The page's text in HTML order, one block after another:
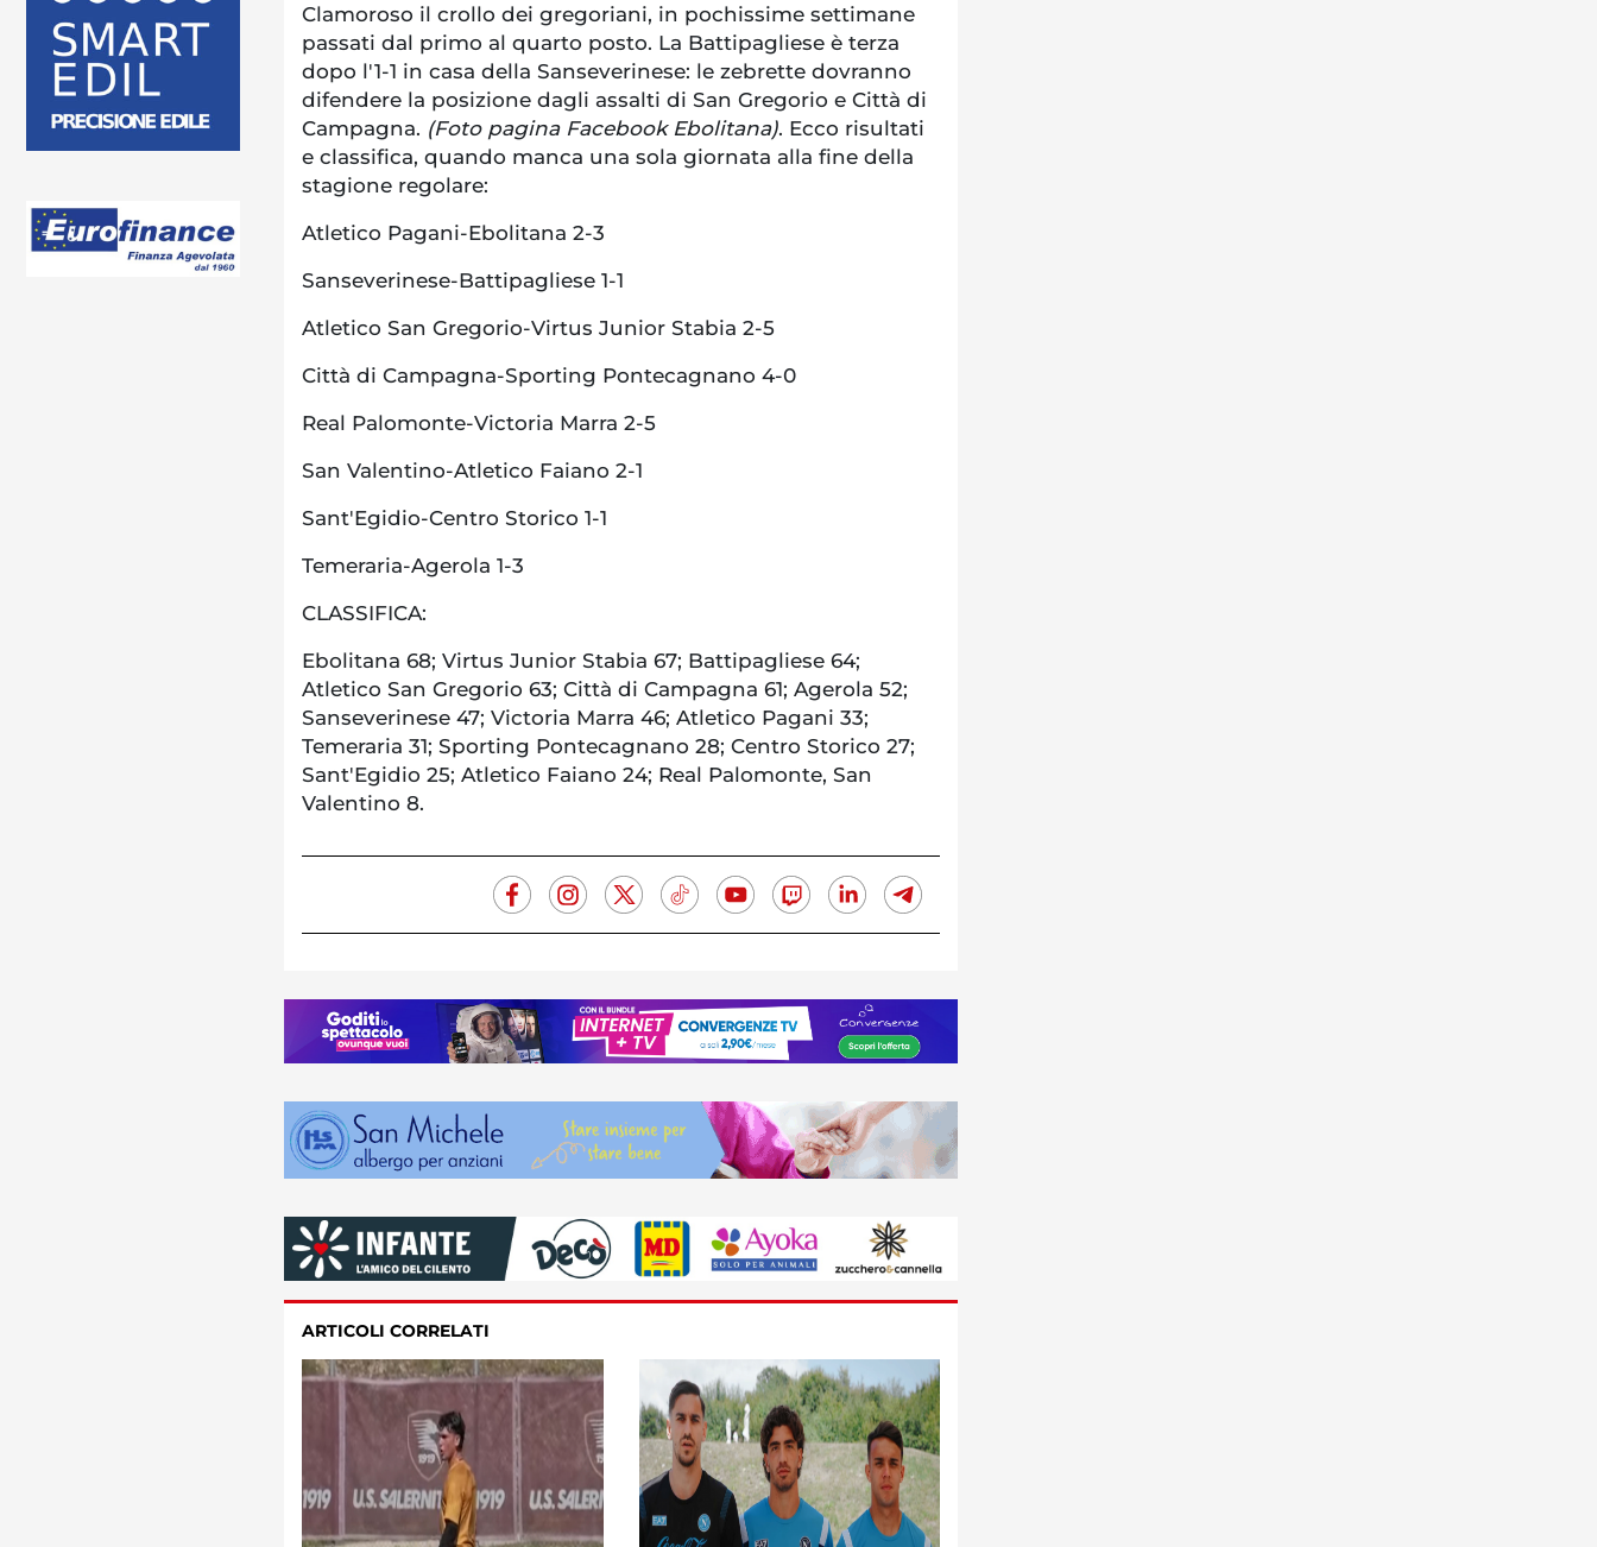
Clamoroso il crollo dei gregoriani, in pochissime settimane
passati dal primo al quarto posto. La Battipagliese è terza
dopo l'1-1 in casa della Sanseverinese: le zebrette dovranno
difendere la posizione dagli assalti di San Gregorio e Città di
Campagna. (Foto pagina Facebook Ebolitana). Ecco risultati
e classifica, quando manca una sola giornata alla fine della
stagione regolare:
Atletico Pagani-Ebolitana 2-3
Sanseverinese-Battipagliese 1-1
Atletico San Gregorio-Virtus Junior Stabia 2-5
Città di Campagna-Sporting Pontecagnano 4-0
Real Palomonte-Victoria Marra 2-5
San Valentino-Atletico Faiano 2-1
Sant'Egidio-Centro Storico 1-1
Temeraria-Agerola 1-3
CLASSIFICA:
Ebolitana 68; Virtus Junior Stabia 67; Battipagliese 64;
Atletico San Gregorio 63; Città di Campagna 61; Agerola 52;
Sanseverinese 47; Victoria Marra 46; Atletico Pagani 33;
Temeraria 31; Sporting Pontecagnano 28; Centro Storico 27;
Sant'Egidio 25; Atletico Faiano 24; Real Palomonte, San
Valentino 8.
ARTICOLI CORRELATI